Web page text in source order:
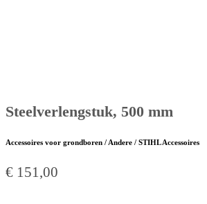
Steelverlengstuk, 500 mm
Accessoires voor grondboren / Andere / STIHL Accessoires
€ 151,00